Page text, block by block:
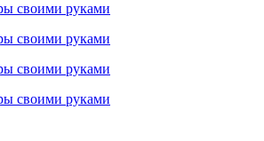
своими руками
своими руками
своими руками
своими руками